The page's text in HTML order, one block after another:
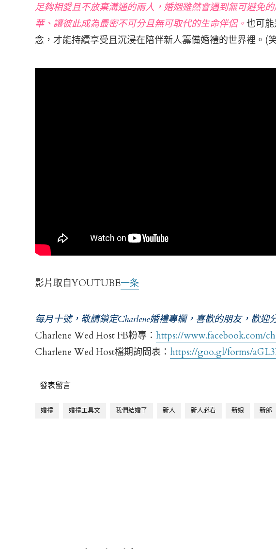
足夠相愛且不放棄溝通的兩人，婚姻雖然會遇到無可避免
華、讓彼此成為最密不可分且無可取代的生命伴侶。也可
念，才能持續享受且沉浸在陪伴新人籌備婚禮的世界裡。(
影片取自YOUTUBE一条
每月十號，敬請鎖定Charlene婚禮專欄，喜歡的朋友，歡迎
Charlene Wed Host FB粉專： https://www.facebook.com/
Charlene Wed Host檔期詢問表： https://goo.gl/forms/
發表留言
婚禮 婚禮工具文 我們結婚了 新人 新人必看 新娘 新郎